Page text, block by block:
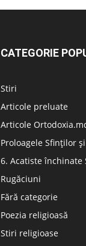
CATEGORIE
Stiri
Articole preluate
Articole
Proloagele Sfinților
6. Acatiste
Rugăciuni
Fără categorie
Poezia religioasă
Stiri religioase